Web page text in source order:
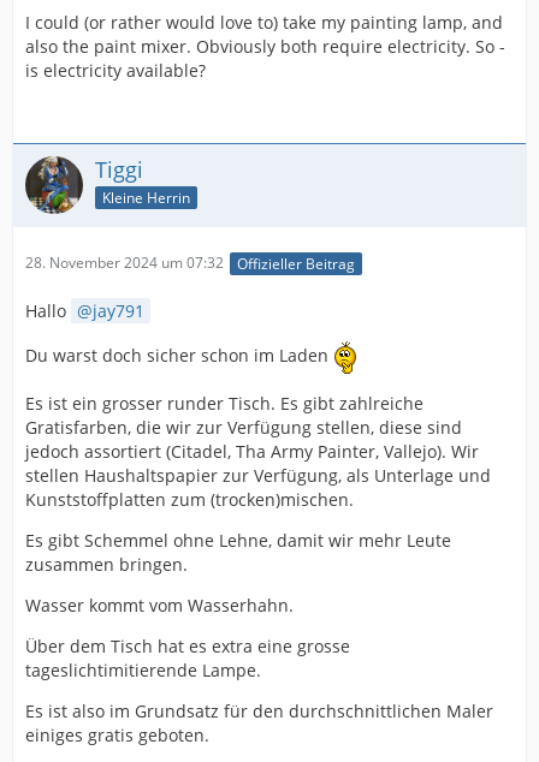
I could (or rather would love to) take my painting lamp, and
also the paint mixer. Obviously both require electricity. So -
is electricity available?
Tiggi
Kleine Herrin
28. November 2024 um 07:32 Offizieller Beitrag
Hallo
jay791
Du warst doch sicher schon im Laden
Es ist ein grosser runder Tisch. Es gibt zahlreiche
Gratisfarben, die wir zur Verfügung stellen, diese sind
jedoch assortiert (Citadel, Tha Army Painter, Vallejo). Wir
stellen Haushaltspapier zur Verfügung, als Unterlage und
Kunststoffplatten zum (trocken)mischen.
Es gibt Schemmel ohne Lehne, damit wir mehr Leute
zusammen bringen.
Wasser kommt vom Wasserhahn.
Über dem Tisch hat es extra eine grosse
tageslichtimitierende Lampe.
Es ist also im Grundsatz für den durchschnittlichen Maler
einiges gratis geboten.